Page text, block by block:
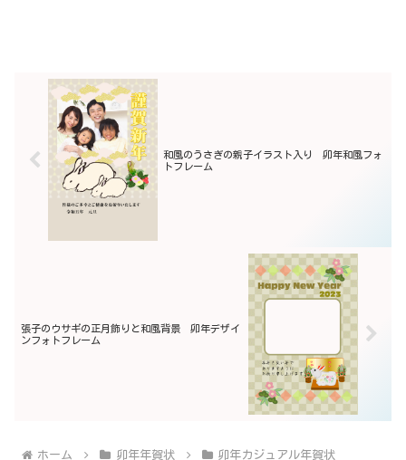
和風のうさぎの親子イラスト入り 卯年和風フォ
トフレーム
張子のウサギの正月飾りと和風背景 卯年デザイ
ンフォトフレーム
ホーム 卯年年賀状 卯年カジュアル年賀状